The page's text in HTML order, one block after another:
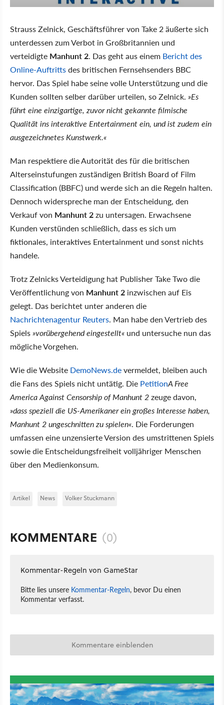
Strauss Zelnick, Geschäftsführer von Take 2 äußerte sich
unterdessen zum Verbot in Großbritannien und
verteidigte Manhunt 2. Das geht aus einem Bericht des
Online-Auftrittsdes britischen Fernsehsenders BBC
hervor. Das Spiel habe seine volle Unterstützung und die
Kunden sollten selber darüber urteilen, so Zelnick. »Es
führt eine einzigartige, zuvor nicht gekannte filmische
Qualität ins interaktive Entertainment ein, und ist zudem ein
ausgezeichnetes Kunstwerk.«
Man respektiere die Autorität des für die britischen
Alterseinstufungen zuständigen British Board of Film
Classification (BBFC) und werde sich an die Regeln halten.
Dennoch widerspreche man der Entscheidung, den
Verkauf von Manhunt 2zu untersagen. Erwachsene
Kunden verstünden schließlich, dass es sich um
fiktionales, interaktives Entertainment und sonst nichts
handele.
Trotz Zelnicks Verteidigung hat Publisher Take Two die
Veröffentlichung von Manhunt 2 inzwischen auf Eis
gelegt. Das berichtet unter anderen die
Nachrichtenagentur Reuters. Man habe den Vertrieb des
Spiels»vorübergehend eingestellt« und untersuche nun das
mögliche Vorgehen.
Wie die Website DemoNews.devermeldet, bleiben auch
die Fans des Spiels nicht untätig. Die PetitionA Free
America Against Censorship of Manhunt 2zeuge davon,
»dass speziell die US-Amerikaner ein großes Interesse haben,
Manhunt 2 ungeschnitten zu spielen«. Die Forderungen
umfassen eine unzensierte Version des umstrittenen Spiels
sowie die Entscheidungsfreiheit volljähriger Menschen
über den Medienkonsum.
Artikel News Volker Stuckmann
KOMMENTARE (0)
Kommentar-Regeln von GameStar
Bitte lies unsere Kommentar-Regeln, bevor Du einen
Kommentar verfasst.
Kommentare einblenden